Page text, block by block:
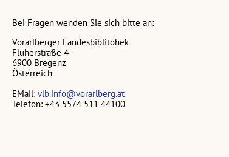
Bei Fragen wenden Sie sich bitte an:
Vorarlberger Landesbiblitohek
Fluherstraße 4
6900 Bregenz
Österreich
EMail: vlb.info@vorarlberg.at
Telefon: +43 5574 511 44100